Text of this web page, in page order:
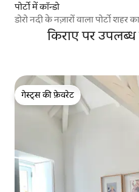
पोर्टो में कॉन्डो
डोरो नदी के नज़ारों वाला पोर्टो शहर
किराए पर उपलब्ध
गेस्ट्स की फ़ेवरेट
गेस्ट्स की फ़ेवरेट